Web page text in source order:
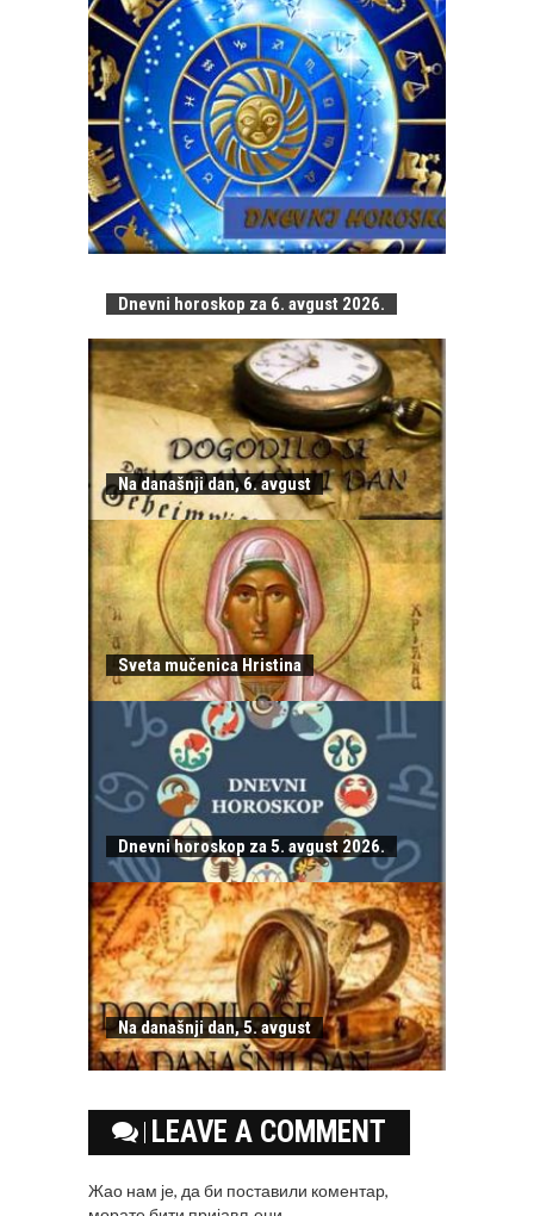
Dnevni horoskop za 6. avgust 2026.
Na današnji dan, 6. avgust
Sveta mučenica Hristina
Dnevni horoskop za 5. avgust 2026.
Na današnji dan, 5. avgust
LEAVE A COMMENT
Жао нам је, да би поставили коментар,